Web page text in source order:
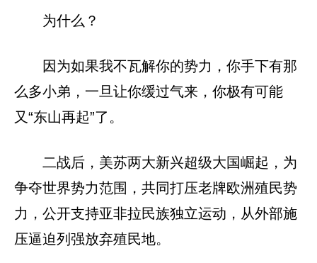
为什么？
因为如果我不瓦解你的势力，你手下有那
么多小弟，一旦让你缓过气来，你极有可能
又“东山再起”了。
二战后，美苏两大新兴超级大国崛起，为
争夺世界势力范围，共同打压老牌欧洲殖民势
力，公开支持亚非拉民族独立运动，从外部施
压逼迫列强放弃殖民地。